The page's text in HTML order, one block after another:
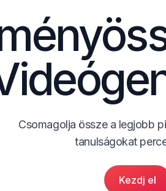
Csomagolja össze a legjobb
tanulságokat
Kezdj el